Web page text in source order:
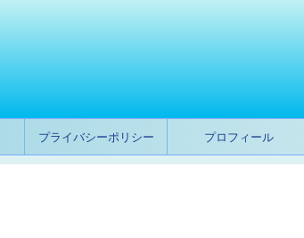
プライバシーポリシー プロフィール